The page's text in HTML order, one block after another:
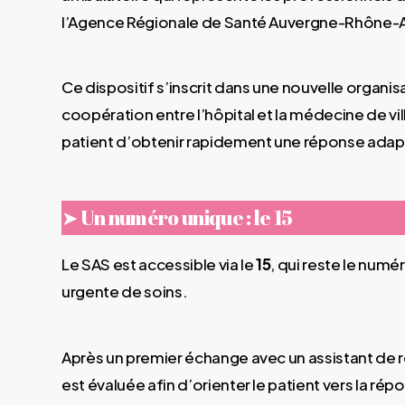
l’Agence Régionale de Santé Auvergne-Rhône-
Ce dispositif s’inscrit dans une nouvelle
coopération entre l’hôpital et la médecine de
patient d’obtenir rapidement une réponse
➤ Un numéro unique : le 15
Le SAS est accessible via le15, qui reste le
urgente de soins.
Après un premier échange avec un assistant
est évaluée afin d’orienter le patient vers la